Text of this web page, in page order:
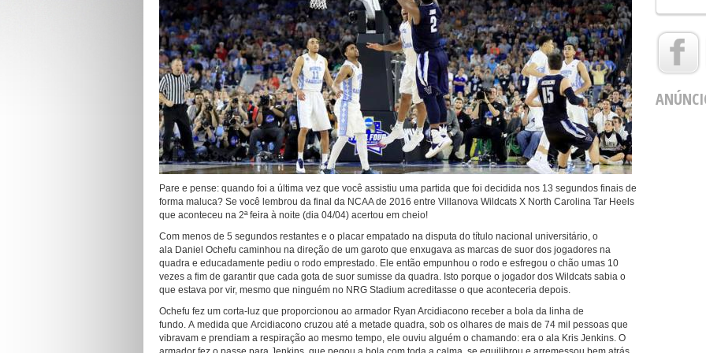
Pare e pense: quando foi a última vez que você assistiu uma partida que foi decidida nos 13 segundos finais de
forma maluca? Se você lembrou da final da NCAA de 2016 entre Villanova Wildcats X North Carolina Tar Heels
que aconteceu na 2ª feira à noite (dia 04/04) acertou em cheio!
Com menos de 5 segundos restantes e o placar empatado na disputa do título nacional universitário, o
ala Daniel Ochefu caminhou na direção de um garoto que enxugava as marcas de suor dos jogadores na
quadra e educadamente pediu o rodo emprestado. Ele então empunhou o rodo e esfregou o chão umas 10
vezes a fim de garantir que cada gota de suor sumisse da quadra. Isto porque o jogador dos Wildcats sabia o
que estava por vir, mesmo que ninguém no NRG Stadium acreditasse o que aconteceria depois.
Ochefu fez um corta-luz que proporcionou ao armador Ryan Arcidiacono receber a bola da linha de
fundo. A medida que Arcidiacono cruzou até a metade quadra, sob os olhares de mais de 74 mil pessoas que
vibravam e prendiam a respiração ao mesmo tempo, ele ouviu alguém o chamando: era o ala Kris Jenkins. O